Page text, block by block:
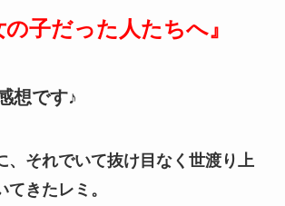
の子だった人たちへ』
想です♪
、それでいて抜け目なく世渡り上
きたレミ。